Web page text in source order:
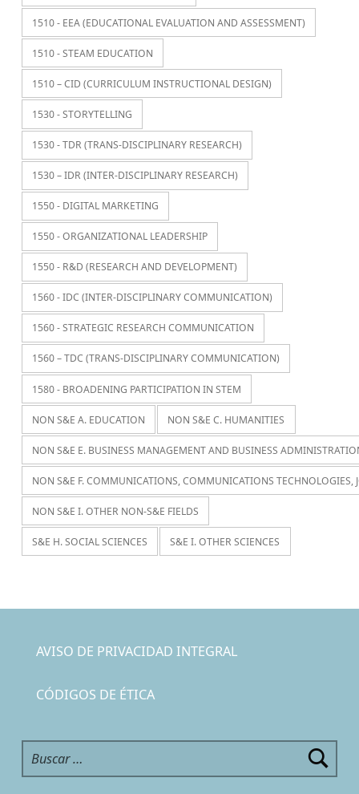
1510 - EEA (EDUCATIONAL EVALUATION AND ASSESSMENT)
1510 - STEAM EDUCATION
1510 – CID (CURRICULUM INSTRUCTIONAL DESIGN)
1530 - STORYTELLING
1530 - TDR (TRANS-DISCIPLINARY RESEARCH)
1530 – IDR (INTER-DISCIPLINARY RESEARCH)
1550 - DIGITAL MARKETING
1550 - ORGANIZATIONAL LEADERSHIP
1550 - R&D (RESEARCH AND DEVELOPMENT)
1560 - IDC (INTER-DISCIPLINARY COMMUNICATION)
1560 - STRATEGIC RESEARCH COMMUNICATION
1560 – TDC (TRANS-DISCIPLINARY COMMUNICATION)
1580 - BROADENING PARTICIPATION IN STEM
NON S&E A. EDUCATION NON S&E C. HUMANITIES
NON S&E E. BUSINESS MANAGEMENT AND BUSINESS
NON S&E F. COMMUNICATIONS, COMMUNICATIONS TECHNOLOGIES,
NON S&E I. OTHER NON-S&E FIELDS
S&E H. SOCIAL SCIENCES S&E I. OTHER SCIENCES
AVISO DE PRIVACIDAD INTEGRAL
CÓDIGOS DE ÉTICA
Buscar: